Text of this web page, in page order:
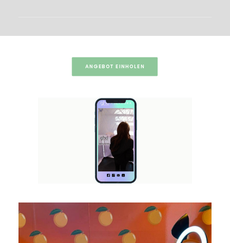
ANGEBOT EINHOLEN